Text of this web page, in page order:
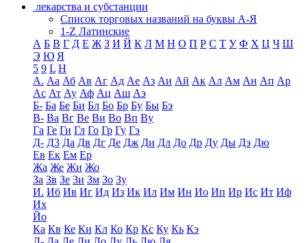
лекарства и субстанции
Список торговых названий на буквы А-Я
1-Z Латинские
А Б В Г Д Е Ж З И Й К Л М Н О П Р С Т У Ф Х Ц Ч Ш
Э Ю Я
5 9 L H
А. Аа Аб Ав Аг Ад Ае Аз Аи Ай Ак Ал Ам Ан Ап Ар
Ас Ат Ау Аф Ац Аш Аэ
Б- Ба Бе Би Бл Бо Бр Бу Бы Бэ
В- Ва Вг Ве Ви Во Вп Ву
Га Ге Ги Гл Го Гр Гу Гэ
Д- Д3 Да Дв Дг Де Дж Ди Дл До Др Ду Ды Дэ Дю
Ев Ек Ем Ер
Жа Же Жи Жо
За Зв Зе Зи Зм Зо Зу
И. Иб Ив Иг Ид Из Ик Ил Им Ин Ио Ип Ир Ис Ит Иф
Их
Йо
Ка Кв Ке Ки Кл Ко Кр Кс Ку Кь Кэ